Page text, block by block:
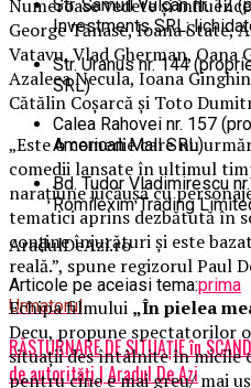
Str. Samuil Vulcan nr. 12
Investments SRL;
Str. Uranus nr. 144
SRL)
Calea Rahovei nr. 157
American Mall SRL)
Bd. Tudor Vladimirescu
Romilexim Trading
AradulDeAzi.ro
Articole pe aceiasi tema:prima
Urmatorul
RĂSTURNARE DE SITUAȚIE în
de autorități | Aradul De Azi
Numeroase vedete și
George Tănase, Ioana State,
Vatavu, Vlad Gherman, Oana
Azaleea Necula, Ioana
Cătălin Coșarcă și Toto
„Este o comedie care nu
comedii lansate în ultimul
narațiune jucăușă cu
tematici aprins dezbătută în
conține înjurături și este
reală.”, spune regizorul Paul
Echipa filmului „În pielea
Decu, propune spectatorilor
situații des întâlnite în
pentru cine e mai greu/ mai